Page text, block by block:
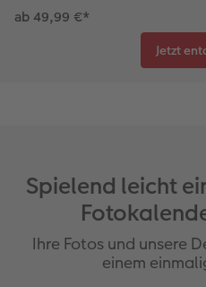
ab 49,99 €*
Jetzt
Spielend leicht
Ihre Fotos und unsere
einem